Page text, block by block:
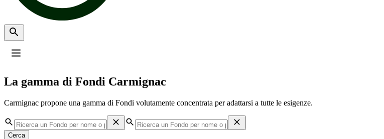
Scegliere il profilo
ll profilo Investitori Professionali è stato selezionato.
Voglio investire o ricevere informazioni.
La gamma di Fondi Carmignac
Carmignac propone una gamma di Fondi volutamente concentrata per adattarsi a tutte le esigenze.
Cerca